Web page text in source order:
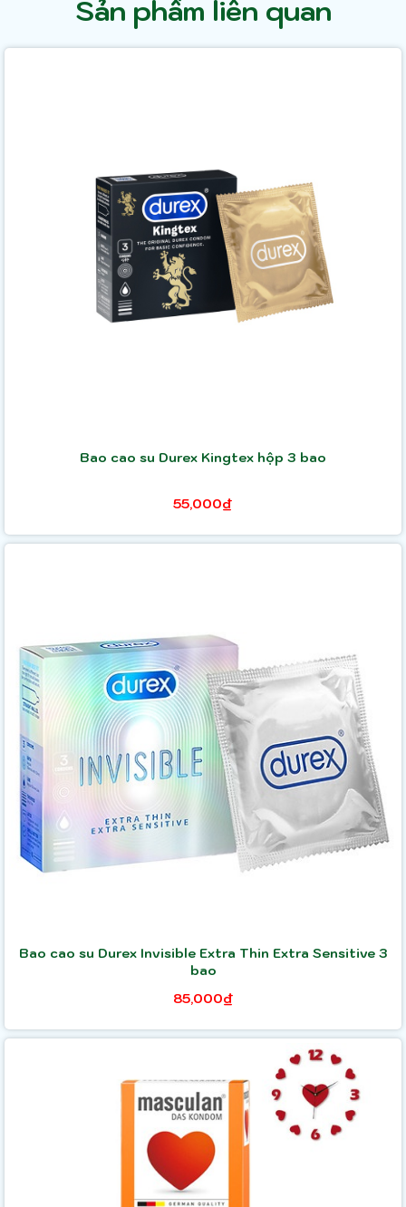
Sản phẩm liên quan
Bao cao su Durex Kingtex hộp 3 bao
55,000₫
Bao cao su Durex Invisible Extra Thin Extra Sensitive 3
bao
85,000₫